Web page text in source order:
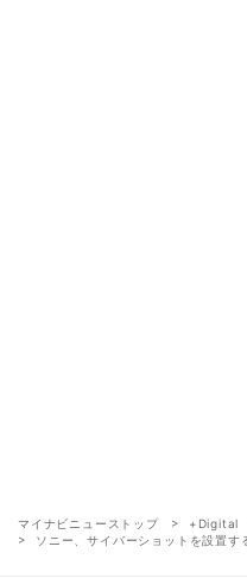
マイナビニューストップ +Digital
ソニー、サイバーショットを設置